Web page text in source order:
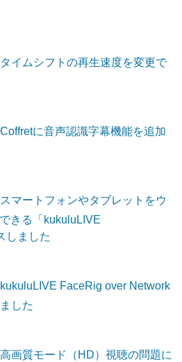
タイムシフトの再生速度を変更で
Coffretに音声認識字幕機能を追加
スマートフォンやタブレットをウ
きる「kukuluLIVE
しました
kukuluLIVE FaceRig over Network
した
高画質モード（HD）視聴の問題に